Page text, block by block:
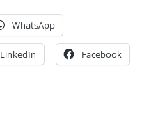
WhatsApp
LinkedIn Facebook